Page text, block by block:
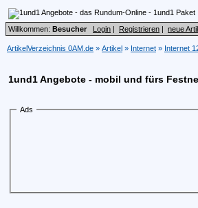
Willkommen: Besucher Login | Registrieren | neue
ArtikelVerzeichnis 0AM.de » Artikel » Internet » Internet
1und1 Angebote - mobil und fürs
Ads